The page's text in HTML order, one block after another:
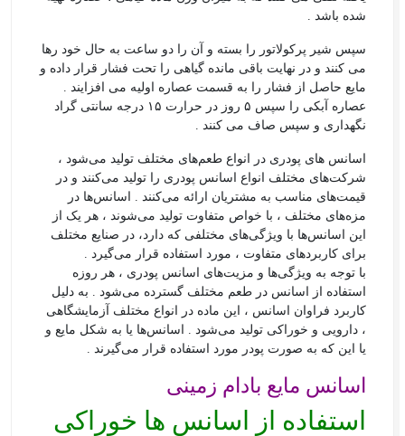
شده باشد .
سپس شیر پرکولاتور را بسته و آن را دو ساعت به حال خود رها
می کنند و در نهایت باقی مانده گیاهی را تحت فشار قرار داده و
مایع حاصل از فشار را به قسمت عصاره اولیه می افزایند .
عصاره آبکی را سپس ۵ روز در حرارت ۱۵ درجه سانتی گراد
نگهداری و سپس صاف می کنند .
اسانس های پودری در انواع طعم‌های مختلف تولید می‌شود ،
شرکت‌های مختلف انواع اسانس پودری را تولید می‌کنند و در
قیمت‌های مناسب به مشتریان ارائه می‌کنند . اسانس‌ها در
مزه‌های مختلف ، با خواص متفاوت تولید می‌شوند ، هر یک از
این اسانس‌ها با ویژگی‌های مختلفی که دارد، در صنایع مختلف
برای کاربردهای متفاوت ، مورد استفاده قرار می‌گیرد .
با توجه به ویژگی‌ها و مزیت‌های اسانس پودری ، هر روزه
استفاده از اسانس در طعم مختلف گسترده می‌شود . به دلیل
کاربرد فراوان اسانس ، این ماده در انواع مختلف آزمایشگاهی
، دارویی و خوراکی تولید می‌شود . اسانس‌ها یا به شکل مایع و
یا این که به صورت پودر مورد استفاده قرار می‌گیرند .
اسانس مایع بادام زمینی
استفاده از اسانس ها خوراکی